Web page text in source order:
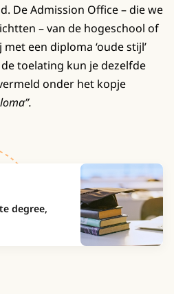
De Admission Office – die we
– van de hogeschool of
een diploma ‘oude stijl’
toelating kun je dezelfde
onder het kopje
degree,